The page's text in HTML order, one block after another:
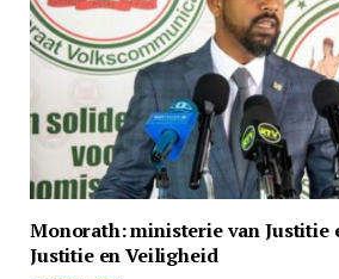
Monorath: ministerie van Justitie
Justitie en Veiligheid